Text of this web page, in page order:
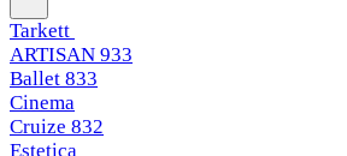
Tarkett
ARTISAN 933
Ballet 833
Cinema
Cruize 832
Estetica